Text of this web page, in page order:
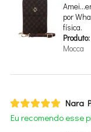
por
física.
Produto:
Mocca
Nara
Eu recomendo esse